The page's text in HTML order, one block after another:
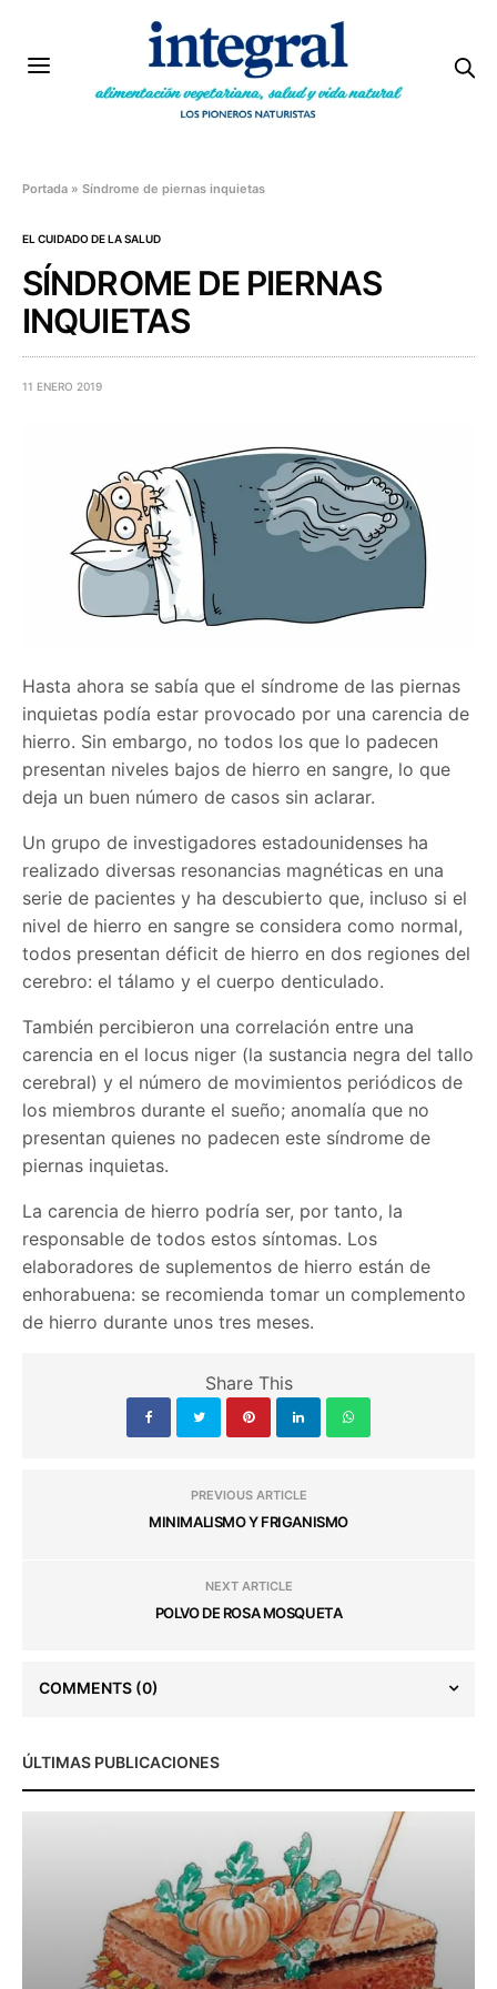
Portada »Síndrome de piernas inquietas
EL CUIDADO DE LA SALUD
SÍNDROME DE PIERNAS
INQUIETAS
11 ENERO 2019
Hasta ahora se sabía que el síndrome de las piernas
inquietas podía estar provocado por una carencia de
hierro. Sin embargo, no todos los que lo padecen
presentan niveles bajos de hierro en sangre, lo que
deja un buen número de casos sin aclarar.
Un grupo de investigadores estadounidenses ha
realizado diversas resonancias magnéticas en una
serie de pacientes y ha descubierto que, incluso si el
nivel de hierro en sangre se considera como normal,
todos presentan déficit de hierro en dos regiones del
cerebro: el tálamo y el cuerpo denticulado.
También percibieron una correlación entre una
carencia en el locus niger (la sustancia negra del tallo
cerebral) y el número de movimientos periódicos de
los miembros durante el sueño; anomalía que no
presentan quienes no padecen este síndrome de
piernas inquietas.
La carencia de hierro podría ser, por tanto, la
responsable de todos estos síntomas. Los
elaboradores de suplementos de hierro están de
enhorabuena: se recomienda tomar un complemento
de hierro durante unos tres meses.
Share This
PREVIOUS ARTICLE
MINIMALISMO Y FRIGANISMO
NEXT ARTICLE
POLVO DE ROSA MOSQUETA
COMMENTS (0)
ÚLTIMAS PUBLICACIONES